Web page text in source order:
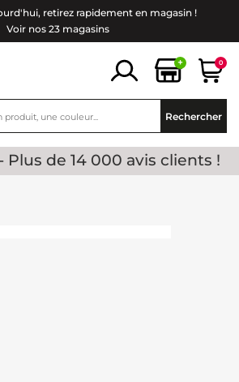
retirez rapidement en magasin !
Voir nos 23 magasins
+ 0
Rechercher
- Plus de 14 000 avis clients !